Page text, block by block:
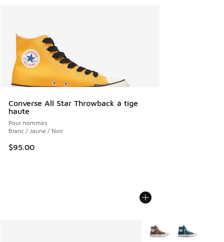
Converse All Star Throwback à tige
haute
Pour hommes
Blanc / Jaune / Noir
$95.00
Plus de couleurs